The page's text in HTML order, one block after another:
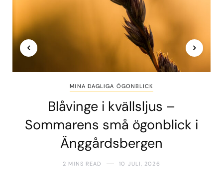
MINA DAGLIGA ÖGONBLICK
Blåvinge i kvällsljus –
Sommarens små ögonblick i
Änggårdsbergen
2 MINS READ 10 JULI, 2026